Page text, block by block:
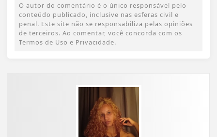
O autor do comentário é o único responsável pelo
conteúdo publicado, inclusive nas esferas civil e
penal. Este site não se responsabiliza pelas opiniões
de terceiros. Ao comentar, você concorda com os
Termos de Uso e Privacidade.